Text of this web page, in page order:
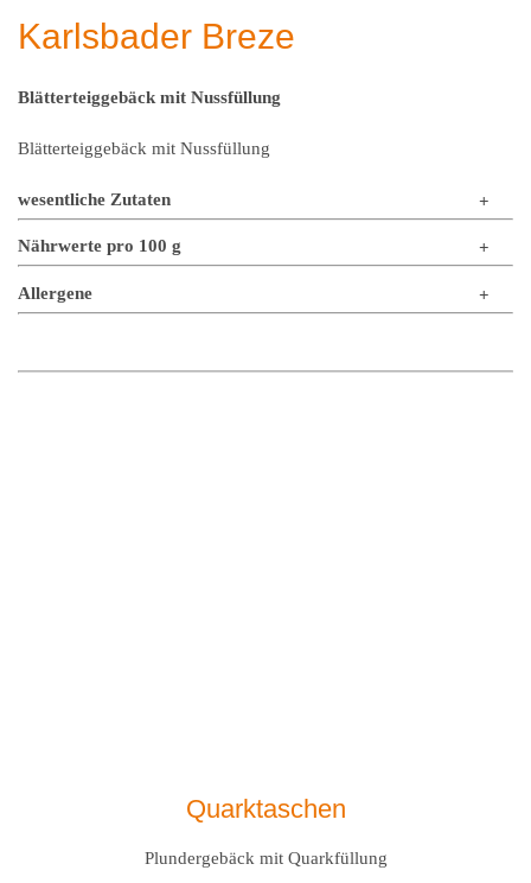
Karlsbader Breze
Blätterteiggebäck mit Nussfüllung
Blätterteiggebäck mit Nussfüllung
wesentliche Zutaten
Nährwerte pro 100 g
Allergene
Quarktaschen
Plundergebäck mit Quarkfüllung